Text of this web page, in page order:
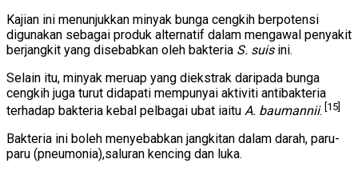
Kajian ini menunjukkan minyak bunga cengkih berpotensi
digunakan sebagai produk alternatif dalam mengawal penyakit
berjangkit yang disebabkan oleh bakteria S. suisini.
Selain itu, minyak meruap yang diekstrak daripada bunga
cengkih juga turut didapati mempunyai aktiviti antibakteria
terhadap bakteria kebal pelbagai ubat iaitu A. baumannii. [15]
Bakteria ini boleh menyebabkan jangkitan dalam darah, paru-
paru (pneumonia),saluran kencing dan luka.